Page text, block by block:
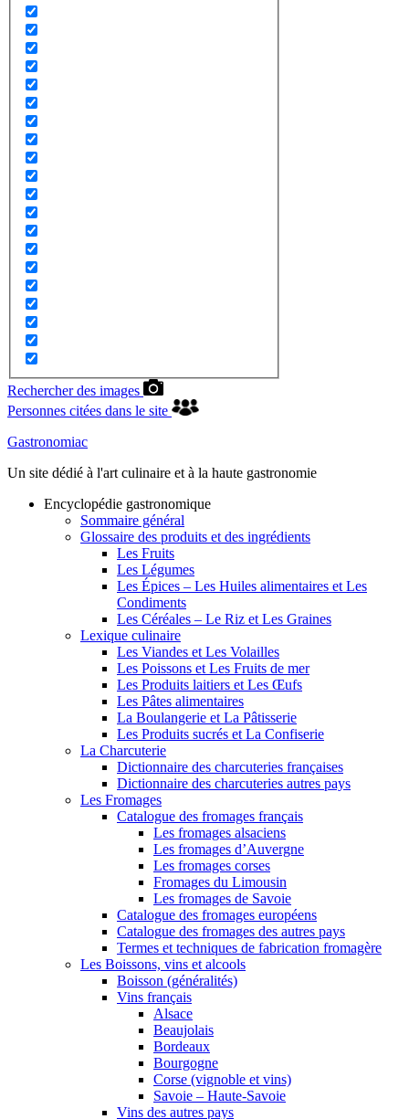
Rechercher des images
Personnes citées dans le site
Gastronomiac
Un site dédié à l'art culinaire et à la haute gastronomie
Encyclopédie gastronomique
Sommaire général
Glossaire des produits et des ingrédients
Les Fruits
Les Légumes
Les Épices – Les Huiles alimentaires et Les
Condiments
Les Céréales – Le Riz et Les Graines
Lexique culinaire
Les Viandes et Les Volailles
Les Poissons et Les Fruits de mer
Les Produits laitiers et Les Œufs
Les Pâtes alimentaires
La Boulangerie et La Pâtisserie
Les Produits sucrés et La Confiserie
La Charcuterie
Dictionnaire des charcuteries françaises
Dictionnaire des charcuteries autres pays
Les Fromages
Catalogue des fromages français
Les fromages alsaciens
Les fromages d’Auvergne
Les fromages corses
Fromages du Limousin
Les fromages de Savoie
Catalogue des fromages européens
Catalogue des fromages des autres pays
Termes et techniques de fabrication fromagère
Les Boissons, vins et alcools
Boisson (généralités)
Vins français
Alsace
Beaujolais
Bordeaux
Bourgogne
Corse (vignoble et vins)
Savoie – Haute-Savoie
Vins des autres pays